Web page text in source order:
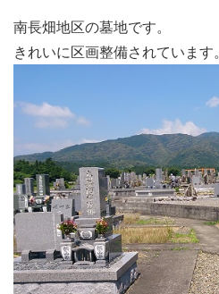
南長畑地区の墓地です。
きれいに区画整備されています。